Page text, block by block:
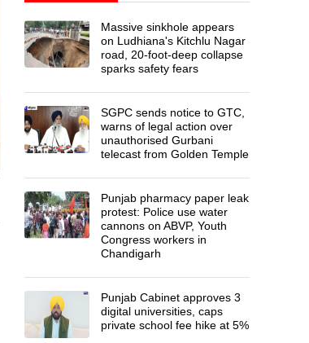
Massive sinkhole appears
on Ludhiana's Kitchlu Nagar
road, 20-foot-deep collapse
sparks safety fears
SGPC sends notice to GTC,
warns of legal action over
unauthorised Gurbani
telecast from Golden Temple
Punjab pharmacy paper leak
protest: Police use water
cannons on ABVP, Youth
Congress workers in
Chandigarh
Punjab Cabinet approves 3
digital universities, caps
private school fee hike at 5%